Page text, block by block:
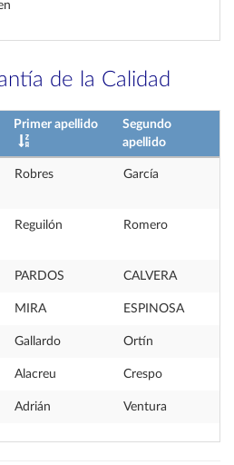
de la Calidad
Primer apellido
Segundo
apellido
Robres García
Reguilón Romero
PARDOS CALVERA
MIRA ESPINOSA
Gallardo Ortín
Alacreu Crespo
Adrián Ventura